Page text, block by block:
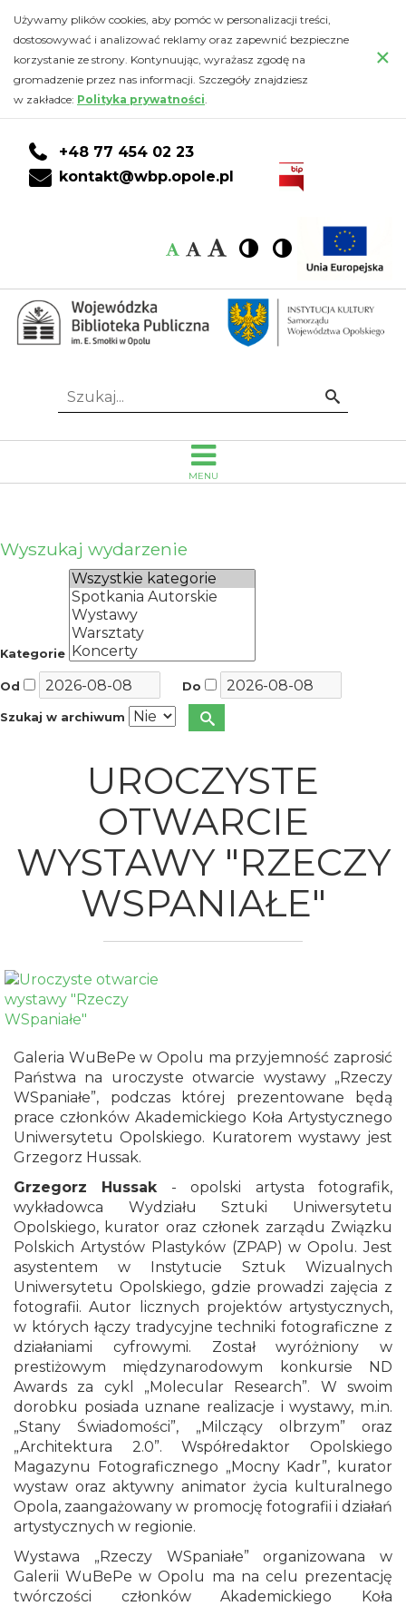
Uroczyste
otwarcie
wystawy
"Rzeczy
WSpaniałe"
Wojewódzka
Biblioteka
Publiczna
Emanuela
Opolu
do
głównej
treści
DO
KONTA
CZYTELNIKA
DO
WYSZUKIWARKI
do
stopki
Używamy plików cookies, aby pomóc w personalizacji treści,
dostosowywać i analizować reklamy oraz zapewnić bezpieczne
korzystanie ze strony. Kontynuując, wyrażasz zgodę na
gromadzenie przez nas informacji. Szczegóły znajdziesz
w zakładce: Polityka prywatności.
×
+48 77 454 02 23
kontakt@wbp.opole.pl
Czcionka:
Czcionka
Czcionka
Czcionka
Wysoki
kontrast
Wysoki
kontrast
Idź
Szukaj...
MENU
Wyszukaj wydarzenie
Kategorie
Od Do
Szukaj w archiwum
UROCZYSTE
OTWARCIE
WYSTAWY "RZECZY
WSPANIAŁE"
Galeria WuBePe w Opolu ma przyjemność zaprosić
Państwa na uroczyste otwarcie wystawy „Rzeczy
WSpaniałe”, podczas której prezentowane będą
prace członków Akademickiego Koła Artystycznego
Uniwersytetu Opolskiego. Kuratorem wystawy jest
Grzegorz Hussak.
Grzegorz Hussak - opolski artysta fotografik,
wykładowca Wydziału Sztuki Uniwersytetu
Opolskiego, kurator oraz członek zarządu Związku
Polskich Artystów Plastyków (ZPAP) w Opolu. Jest
asystentem w Instytucie Sztuk Wizualnych
Uniwersytetu Opolskiego, gdzie prowadzi zajęcia z
fotografii. Autor licznych projektów artystycznych,
w których łączy tradycyjne techniki fotograficzne z
działaniami cyfrowymi. Został wyróżniony w
prestiżowym międzynarodowym konkursie ND
Awards za cykl „Molecular Research”. W swoim
dorobku posiada uznane realizacje i wystawy, m.in.
„Stany Świadomości”, „Milczący olbrzym” oraz
„Architektura 2.0”. Współredaktor Opolskiego
Magazynu Fotograficznego „Mocny Kadr”, kurator
wystaw oraz aktywny animator życia kulturalnego
Opola, zaangażowany w promocję fotografii i działań
artystycznych w regionie.
Wystawa „Rzeczy WSpaniałe” organizowana w
Galerii WuBePe w Opolu ma na celu prezentację
twórczości członków Akademickiego Koła